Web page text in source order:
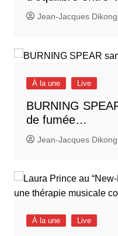
Jean-Jacques
À la une Live
BURNING
de fumée…
Jean-Jacques
À la une Live